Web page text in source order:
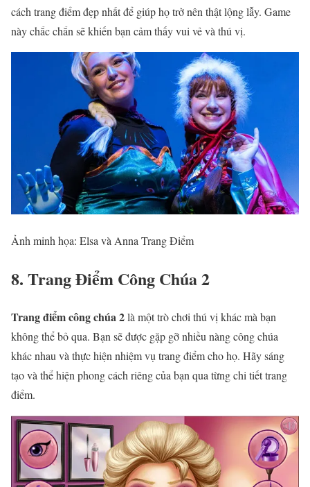
cách trang điểm đẹp nhất để giúp họ trở nên thật lộng lẫy. Game
này chắc chắn sẽ khiến bạn cảm thấy vui vẻ và thú vị.
Ảnh minh họa: Elsa và Anna Trang Điểm
8. Trang Điểm Công Chúa 2
Trang điểm công chúa 2là một trò chơi thú vị khác mà bạn
không thể bỏ qua. Bạn sẽ được gặp gỡ nhiều nàng công chúa
khác nhau và thực hiện nhiệm vụ trang điểm cho họ. Hãy sáng
tạo và thể hiện phong cách riêng của bạn qua từng chi tiết trang
điểm.